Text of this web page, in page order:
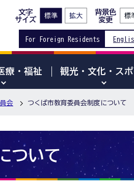
文字
サイズ
背景色
変更
For Foreign Residents
療・福祉 観光・文化・ス
会 つくば市教育委員会制度について
ついて